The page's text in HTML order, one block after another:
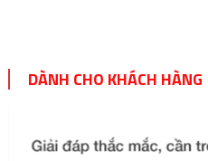
DÀNH CHO KHÁCH HÀNG